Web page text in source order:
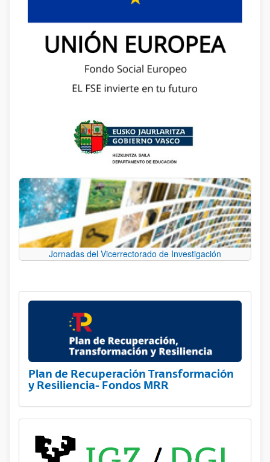
Jornadas del Vicerrectorado de Investigación
Plan de Recuperación Transformación
y Resiliencia- Fondos MRR